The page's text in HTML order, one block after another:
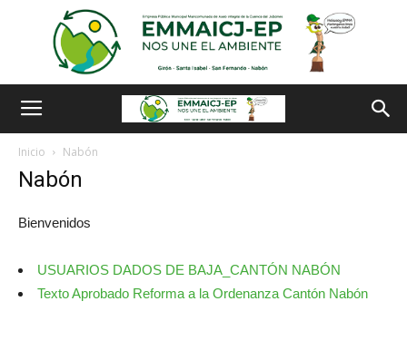
Inicio Nabón
Nabón
Bienvenidos
USUARIOS DADOS DE BAJA_CANTÓN NABÓN
Texto Aprobado Reforma a la Ordenanza Cantón Nabón